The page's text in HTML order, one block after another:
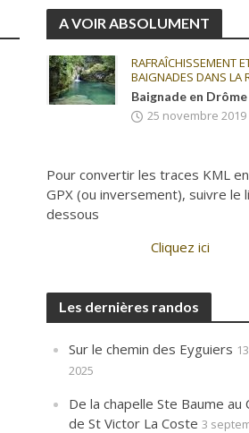
A VOIR ABSOLUMENT
RAFRAÎCHISSEMENT
BAIGNADES DANS LA
Baignade en Drôme
25 novembre 2019
Pour convertir les traces KML
GPX (ou inversement), suivre le
dessous
Cliquez ici
Les dernières randos
Sur le chemin des Eyguiers
2025
De la chapelle Ste Baume au
de St Victor La Coste 3